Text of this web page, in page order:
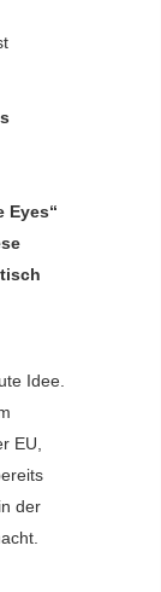
Eyes“
Idee.
EU,
der